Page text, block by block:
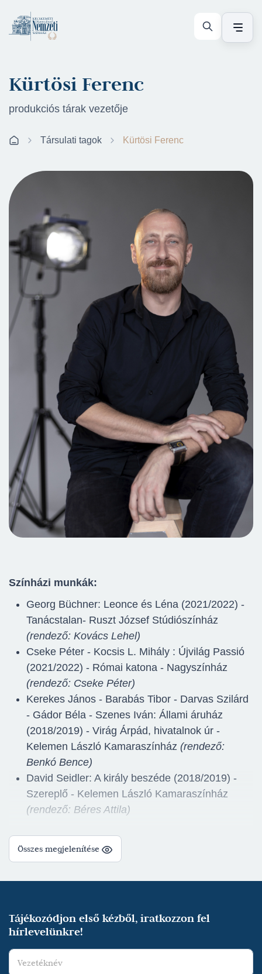
Kürtösi Ferenc
produkciós tárak vezetője
Társulati tagok Kürtösi Ferenc
Színházi munkák:
Georg Büchner: Leonce és Léna (2021/2022) -
Tanácstalan- Ruszt József Stúdiószínház
(rendező: Kovács Lehel)
Cseke Péter - Kocsis L. Mihály : Újvilág Passió
(2021/2022) - Római katona - Nagyszínház
(rendező: Cseke Péter)
Kerekes János - Barabás Tibor - Darvas Szilárd
- Gádor Béla - Szenes Iván: Állami áruház
(2018/2019) - Virág Árpád, hivatalnok úr -
Kelemen László Kamaraszínház (rendező:
Benkó Bence)
David Seidler: A király beszéde (2018/2019) -
Szereplő - Kelemen László Kamaraszínház
(rendező: Béres Attila)
Összes megjelenítése
Tájékozódjon első kézből, iratkozzon fel
hírlevelünkre!